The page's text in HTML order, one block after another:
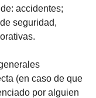
accidentes;
seguridad,
(en caso de que
por alguien